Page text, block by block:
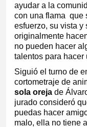
ayudar a la
con una flama que
esfuerzo, su vista y
originalmente
no pueden hacer
talentos para hacer
Siguió el turno de
cortometraje de
sola orejade
jurado consideró
puedas hacer
malo, ella no tiene